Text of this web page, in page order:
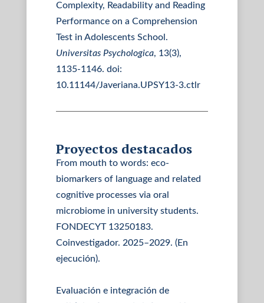
Complexity, Readability and Reading
Performance on a Comprehension
Test in Adolescents School.
Universitas Psychologica, 13(3),
1135-1146. doi:
10.11144/Javeriana.UPSY13-3.ctlr
Proyectos destacados
From mouth to words: eco-
biomarkers of language and related
cognitive processes via oral
microbiome in university students.
FONDECYT 13250183.
Coinvestigador. 2025–2029. (En
ejecución).
Evaluación e integración de